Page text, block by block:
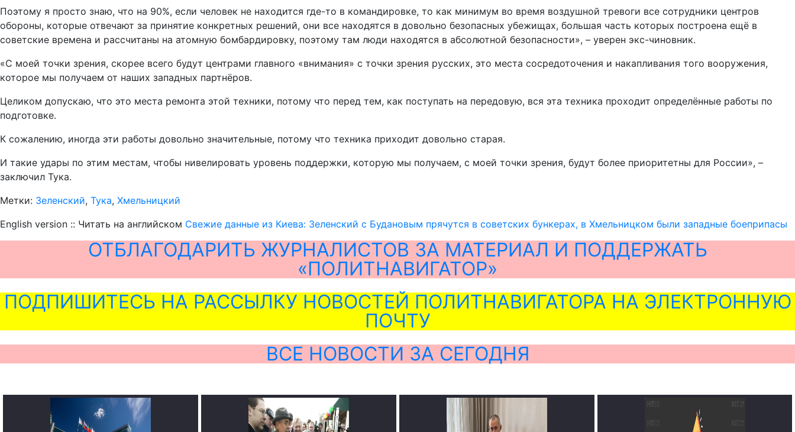
Поэтому я просто знаю, что на 90%, если человек не находится где-то в командировке, то как минимум во время воздушной тревоги все сотрудники центров
обороны, которые отвечают за принятие конкретных решений, они все находятся в довольно безопасных убежищах, большая часть которых построена ещё в
советские времена и рассчитаны на атомную бомбардировку, поэтому там люди находятся в абсолютной безопасности», – уверен экс-чиновник.
«С моей точки зрения, скорее всего будут центрами главного «внимания» с точки зрения русских, это места сосредоточения и накапливания того вооружения,
которое мы получаем от наших западных партнёров.
Целиком допускаю, что это места ремонта этой техники, потому что перед тем, как поступать на передовую, вся эта техника проходит определённые работы по
подготовке.
К сожалению, иногда эти работы довольно значительные, потому что техника приходит довольно старая.
И такие удары по этим местам, чтобы нивелировать уровень поддержки, которую мы получаем, с моей точки зрения, будут более приоритетны для России», –
заключил Тука.
Метки: Зеленский, Тука, Хмельницкий
English version :: Читать на английском Свежие данные из Киева: Зеленский с Будановым прячутся в советских бункерах, в Хмельницком были западные боеприпасы
ОТБЛАГОДАРИТЬ ЖУРНАЛИСТОВ ЗА МАТЕРИАЛ И ПОДДЕРЖАТЬ
«ПОЛИТНАВИГАТОР»
ПОДПИШИТЕСЬ НА РАССЫЛКУ НОВОСТЕЙ ПОЛИТНАВИГАТОРА НА ЭЛЕКТРОННУЮ
ПОЧТУ
ВСЕ НОВОСТИ ЗА СЕГОДНЯ